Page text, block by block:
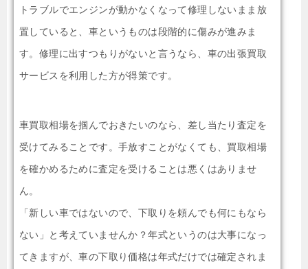
トラブルでエンジンが動かなくなって修理しないまま放
置していると、車というものは段階的に傷みが進みま
す。修理に出すつもりがないと言うなら、車の出張買取
サービスを利用した方が得策です。
車買取相場を掴んでおきたいのなら、差し当たり査定を
受けてみることです。手放すことがなくても、買取相場
を確かめるために査定を受けることは悪くはありませ
ん。
「新しい車ではないので、下取りを頼んでも何にもなら
ない」と考えていませんか？年式というのは大事になっ
てきますが、車の下取り価格は年式だけでは確定されま